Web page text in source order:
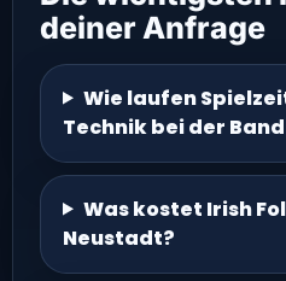
deiner Anfrage
Wie laufen
Technik bei der
Was kostet Irish
Neustadt?